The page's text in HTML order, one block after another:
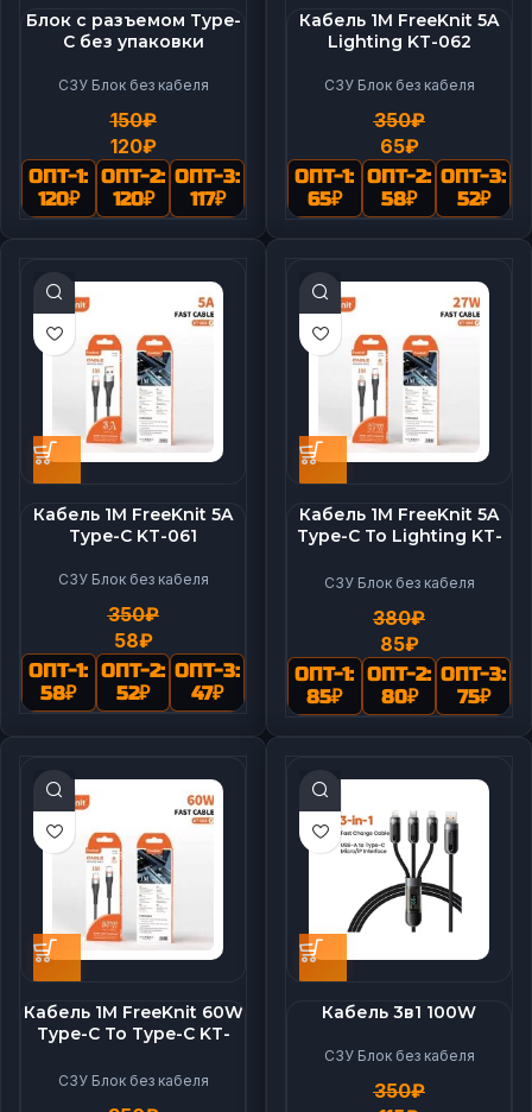
Блок с разъемом Type-
C без упаковки
СЗУ Блок без кабеля
150₽
120₽
ОПТ-1:
120₽
ОПТ-2:
120₽
ОПТ-3:
117₽
Кабель 1M FreeKnit 5A
Lighting KT-062
СЗУ Блок без кабеля
350₽
65₽
ОПТ-1:
65₽
ОПТ-2:
58₽
ОПТ-3:
52₽
Кабель 1M FreeKnit 5A
Type-C KT-061
СЗУ Блок без кабеля
350₽
58₽
ОПТ-1:
58₽
ОПТ-2:
52₽
ОПТ-3:
47₽
Кабель 1M FreeKnit 5A
Type-C To Lighting KT-
СЗУ Блок без кабеля
380₽
85₽
ОПТ-1:
85₽
ОПТ-2:
80₽
ОПТ-3:
75₽
Кабель 1M FreeKnit 60W
Type-C To Type-C KT-
СЗУ Блок без кабеля
Кабель 3в1 100W
СЗУ Блок без кабеля
350₽